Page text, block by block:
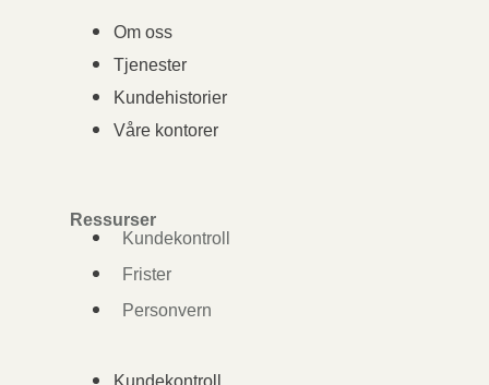
Om oss
Tjenester
Kundehistorier
Våre kontorer
Ressurser
Kundekontroll
Frister
Personvern